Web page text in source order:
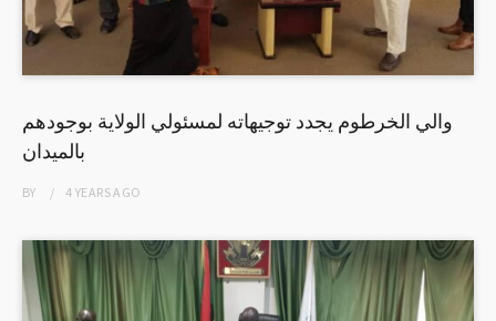
والي الخرطوم يجدد توجيهاته لمسئولي الولاية بوجودهم
بالميدان
BY 4 YEARSAGO